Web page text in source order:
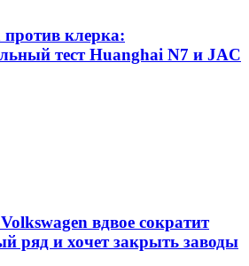
против клерка:
тест Huanghai N7 и JAC
вдвое сократит
ряд и хочет закрыть заводы